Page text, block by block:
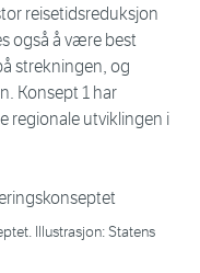
reisetidsreduksjon
også å være best
strekningen, og
Konsept 1 har
regionale utviklingen i
Illustrasjon: Statens